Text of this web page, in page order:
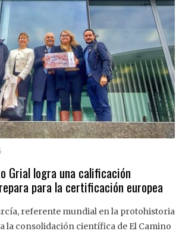
.
8
Grial logra una calificación
para la certificación europea
referente mundial en la protohistoria
la consolidación científica de El Camino